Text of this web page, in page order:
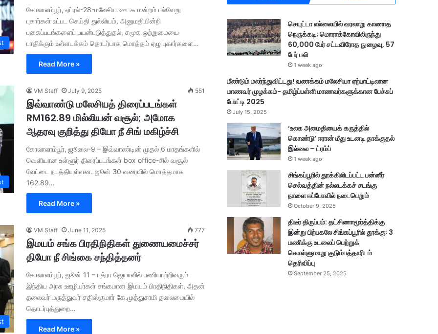
கோலாலம்பூர், ஏப்ரல்-28-மலேசிய ஊடக மன்றம் பல்வேறு
புகார்கள் உட்பட செய்தி துல்லியம், அனுமதியின்றி
புகைப்படங்களைப் பயன்படுத்துதல், சமூக ஒற்றுமையை
பாதிக்கும் உள்ளடக்கம் தொடர்பாக மொத்தம் ஏழு புகார்களை…
Read More »
VM Staff July 9, 2025 551
இவ்வாண்டு மலேசியத் திரைப்படங்கள்
RM162.89 மில்லியன் வசூல்; அமோக
ஆதரவு குறித்து தியோ நீ சிங் மகிழ்ச்சி
கோலாலாம்பூர், ஜூலை-9 – இவ்வாண்டின் முதல் 6 மாதங்களில்
வெளியான உள்ளூர் திரைப்படங்கள் box office-சில் வசூல்
வேட்டை நடத்தியுள்ளன. ஜூன் 30 வரையில் மொத்தமாக
162.89…
Read More »
VM Staff June 11, 2025 777
இமயம் சங்க பிரதிநிதிகள் துணையமைச்சர்
தியோ நீ சிங்கை சந்தித்தனர்
கோலாலம்பூர், ஜூன் 11 – புத்ரா ஜெயாவில் பணியாற்றிவரும்
இந்திய அரசு ஊழியர்கள் சங்கமான இமயம் பிரதிநிதிகள், அதன்
தலைவர் மருத்துவர் சதிஸ்குமார் கே.முத்துசாமி தலைமையில்
தொடர்புத்துறை…
Read More »
செயுட்டா எல்லையில் வரலாறு காணாத
நெருக்கடி; மொராக்கோவிலிருந்து
60,000 பேர் சட்டவிரோத நுழைவு, 57
பேர் பலி
1 week ago
மீண்டும் மலர்ந்துவிட்டது! வணக்கம் மலேசியா ஏற்பாட்டிலான
மாணவர் முழக்கம்- தமிழ்ப்பள்ளி மாணவர்களுக்கான பேச்சுப்
போட்டி 2025
July 15, 2025
‘உலக அமைதியைக் கருத்தில்
கொண்டு’ ஈரான் மீது உடனடி தாக்குதல்
இல்லை – ட்ரம்ப்
1 week ago
சிங்கப்பூரில் தூக்கிலிடப்பட்ட பன்னீர்
செல்வத்தின் நல்லடக்கச் சடங்கு
நாளை ஈப்போவில் நடைபெறும்
October 9, 2025
திடீர் திருப்பம்: தட்சிணாமூர்த்திக்கு
இன்று பிற்பகலே சிங்கப்பூரில் தூக்கு; 3
மணிக்கு உடலைப் பெற்றுக்
கொள்ளுமாறு குடும்பத்தாரிடம்
தெரிவிப்பு
September 25, 2025